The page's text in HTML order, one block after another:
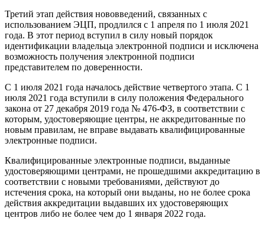
Третий этап действия нововведений, связанных с
использованием ЭЦП, продлился с 1 апреля по 1 июля 2021
года. В этот период вступил в силу новый порядок
идентификации владельца электронной подписи и исключена
возможность получения электронной подписи
представителем по доверенности.
С 1 июля 2021 года началось действие четвертого этапа. С 1
июля 2021 года вступили в силу положения Федерального
закона от 27 декабря 2019 года № 476-ФЗ, в соответствии с
которым, удостоверяющие центры, не аккредитованные по
новым правилам, не вправе выдавать квалифицированные
электронные подписи.
Квалифицированные электронные подписи, выданные
удостоверяющими центрами, не прошедшими аккредитацию в
соответствии с новыми требованиями, действуют до
истечения срока, на который они выданы, но не более срока
действия аккредитации выдавших их удостоверяющих
центров либо не более чем до 1 января 2022 года.